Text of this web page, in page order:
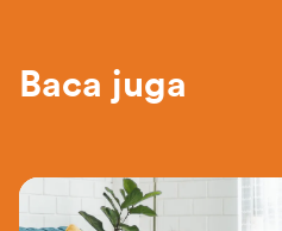
Baca juga